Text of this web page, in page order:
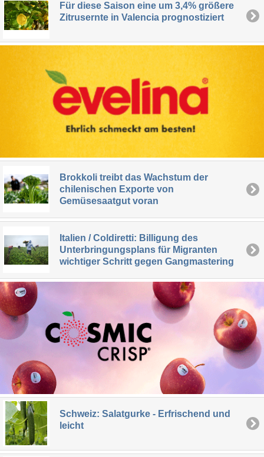
Für diese Saison eine um 3,4% größere
Zitrusernte in Valencia prognostiziert
Brokkoli treibt das Wachstum der
chilenischen Exporte von
Gemüsesaatgut voran
Italien / Coldiretti: Billigung des
Unterbringungsplans für Migranten
wichtiger Schritt gegen Gangmastering
Schweiz: Salatgurke - Erfrischend und
leicht